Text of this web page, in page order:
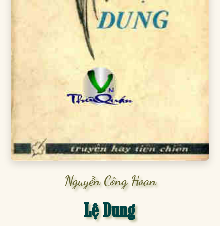
Nguyễn Công Hoan
Lệ Dung